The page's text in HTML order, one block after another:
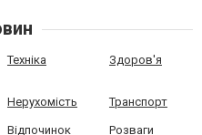
Техніка Здоров'я
Нерухомість Транспорт
Відпочинок Розваги